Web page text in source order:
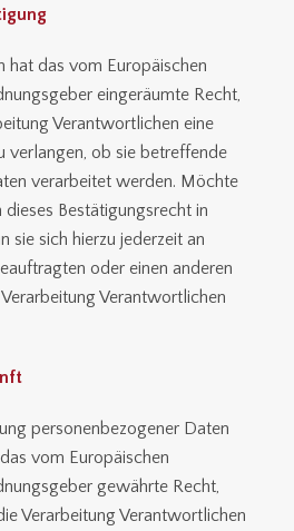
hat das vom Europäischen
eingeräumte Recht,
Verantwortlichen eine
verlangen, ob sie betreffende
verarbeitet werden. Möchte
Bestätigungsrecht in
sie sich hierzu jederzeit an
oder einen anderen
Verantwortlichen
personenbezogener Daten
vom Europäischen
gewährte Recht,
Verarbeitung Verantwortlichen